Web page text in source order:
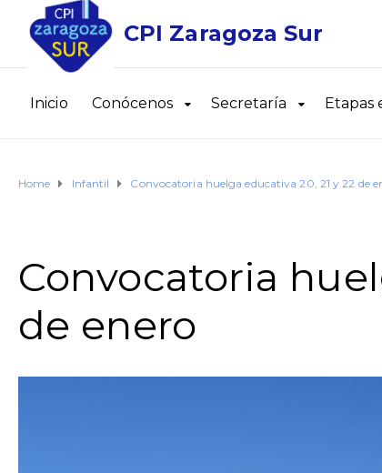
CPI Zaragoza Sur
Inicio Conócenos Secretaría Etapas
Home Infantil Convocatoria huelga educativa 20, 21 y 22 de
Convocatoria
de enero